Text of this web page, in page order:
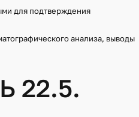
СТОИМОСТИ
ЭКОЛОГИЧЕСКОГО
ОБЪЕКТОВ
для подтверждения
анализа, выводы
22.5.